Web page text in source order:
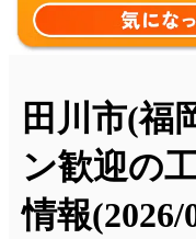
田川市(福
ン歓迎の
情報(2026/